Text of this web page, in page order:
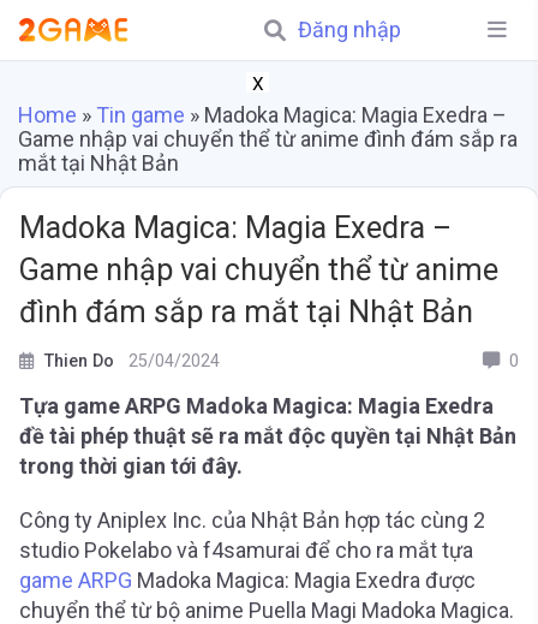
Đăng nhập
X
Home » Tin game » Madoka Magica: Magia Exedra –
Game nhập vai chuyển thể từ anime đình đám sắp ra
mắt tại Nhật Bản
Madoka Magica: Magia Exedra –
Game nhập vai chuyển thể từ anime
đình đám sắp ra mắt tại Nhật Bản
Thien Do 25/04/2024 0
Tựa game ARPG Madoka Magica: Magia Exedra
đề tài phép thuật sẽ ra mắt độc quyền tại Nhật Bản
trong thời gian tới đây.
Công ty Aniplex Inc. của Nhật Bản hợp tác cùng 2
studio Pokelabo và f4samurai để cho ra mắt tựa
game ARPG Madoka Magica: Magia Exedra được
chuyển thể từ bộ anime Puella Magi Madoka Magica.